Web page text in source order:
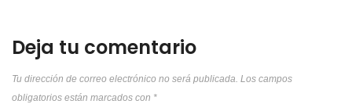
Deja tu comentario
Tu dirección de correo electrónico no será publicada. Los campos
obligatorios están marcados con *